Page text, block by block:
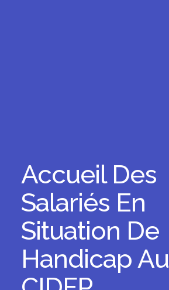
Accueil Des
Salariés En
Situation De
Handicap Au